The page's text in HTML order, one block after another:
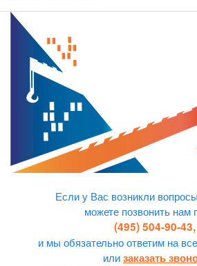
Если у Вас возникли
можете позвонить нам
(495) 504-90-43,
и мы обязательно ответим на
илизаказать